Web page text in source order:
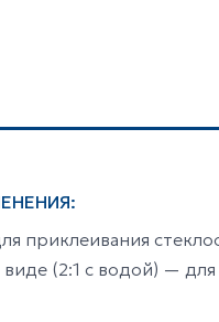
приклеивания
виде (2:1 с водой) —